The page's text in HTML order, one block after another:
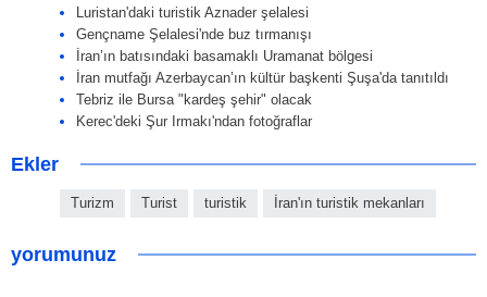
Luristan'daki turistik Aznader şelalesi
Gençname Şelalesi'nde buz tırmanışı
İran’ın batısındaki basamaklı Uramanat bölgesi
İran mutfağı Azerbaycan’ın kültür başkenti Şuşa'da tanıtıldı
Tebriz ile Bursa "kardeş şehir" olacak
Kerec'deki Şur Irmakı'ndan fotoğraflar
Ekler
Turizm Turist turistik İran'ın turistik mekanları
yorumunuz